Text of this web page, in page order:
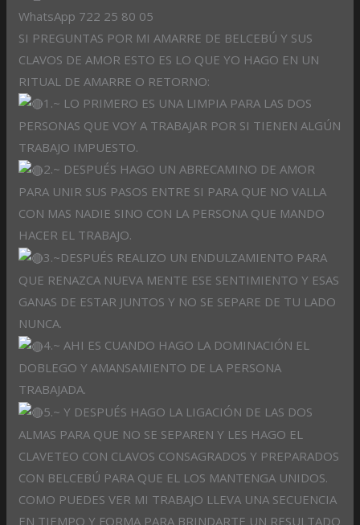
WhatsApp 722 25 80 05
SI PREGUNTAS POR MI AMARRE DE BELCEBÚ Y SUS
CLAVOS DE AMOR ESTO ES LO QUE YO HAGO EN UN
RITUAL DE AMARRE O RETORNO:
1.~ LO PRIMERO ES UNA LIMPIA PARA LAS DOS
PERSONAS QUE VOY A TRABAJAR POR SI TIENEN ALGÚN
TRABAJO IMPUESTO.
2.~ DESPUÉS HAGO UN ABRECAMINO DE AMOR
PARA UNIR SUS PASOS ENTRE SI PARA QUE NO VALLA
CON MAS NADIE SINO CON LA PERSONA QUE MANDO
HACER EL TRABAJO.
3.~DESPUÉS REALIZO UN ENDULZAMIENTO PARA
QUE RENAZCA NUEVA MENTE ESE SENTIMIENTO Y ESAS
GANAS DE ESTAR JUNTOS Y NO SE SEPARE DE TU LADO
NUNCA.
4.~ AHI ES CUANDO HAGO LA DOMINACIÓN EL
DOBLEGO Y AMANSAMIENTO DE LA PERSONA
TRABAJADA.
5.~ Y DESPUÉS HAGO LA LIGACIÓN DE LAS DOS
ALMAS PARA QUE NO SE SEPAREN Y LES HAGO EL
CLAVETEO CON CLAVOS CONSAGRADOS Y PREPARADOS
CON BELCEBÚ PARA QUE EL LOS MANTENGA UNIDOS.
COMO PUEDES VER MI TRABAJO LLEVA UNA SECUENCIA
EN TIEMPO Y FORMA PARA BRINDARTE UN RESULTADO